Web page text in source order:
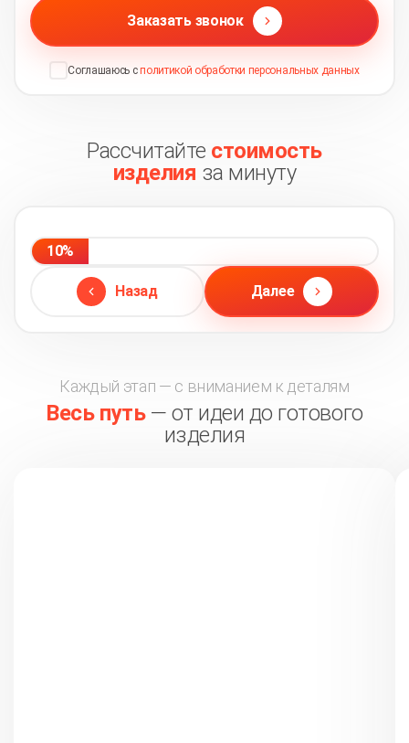
Заказать звонок
Соглашаюсь с политикой обработки персональных данных
Рассчитайте стоимость
изделия за минуту
Назад
10%
Далее
Каждый этап — с вниманием к деталям
Весь путь— от идеи до готового
изделия